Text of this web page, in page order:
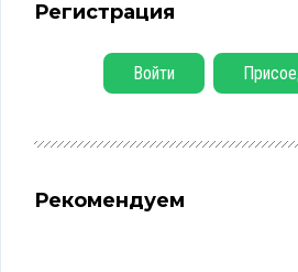
Регистрация
Войти
Рекомендуем